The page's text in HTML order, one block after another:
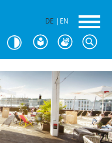
DE EN